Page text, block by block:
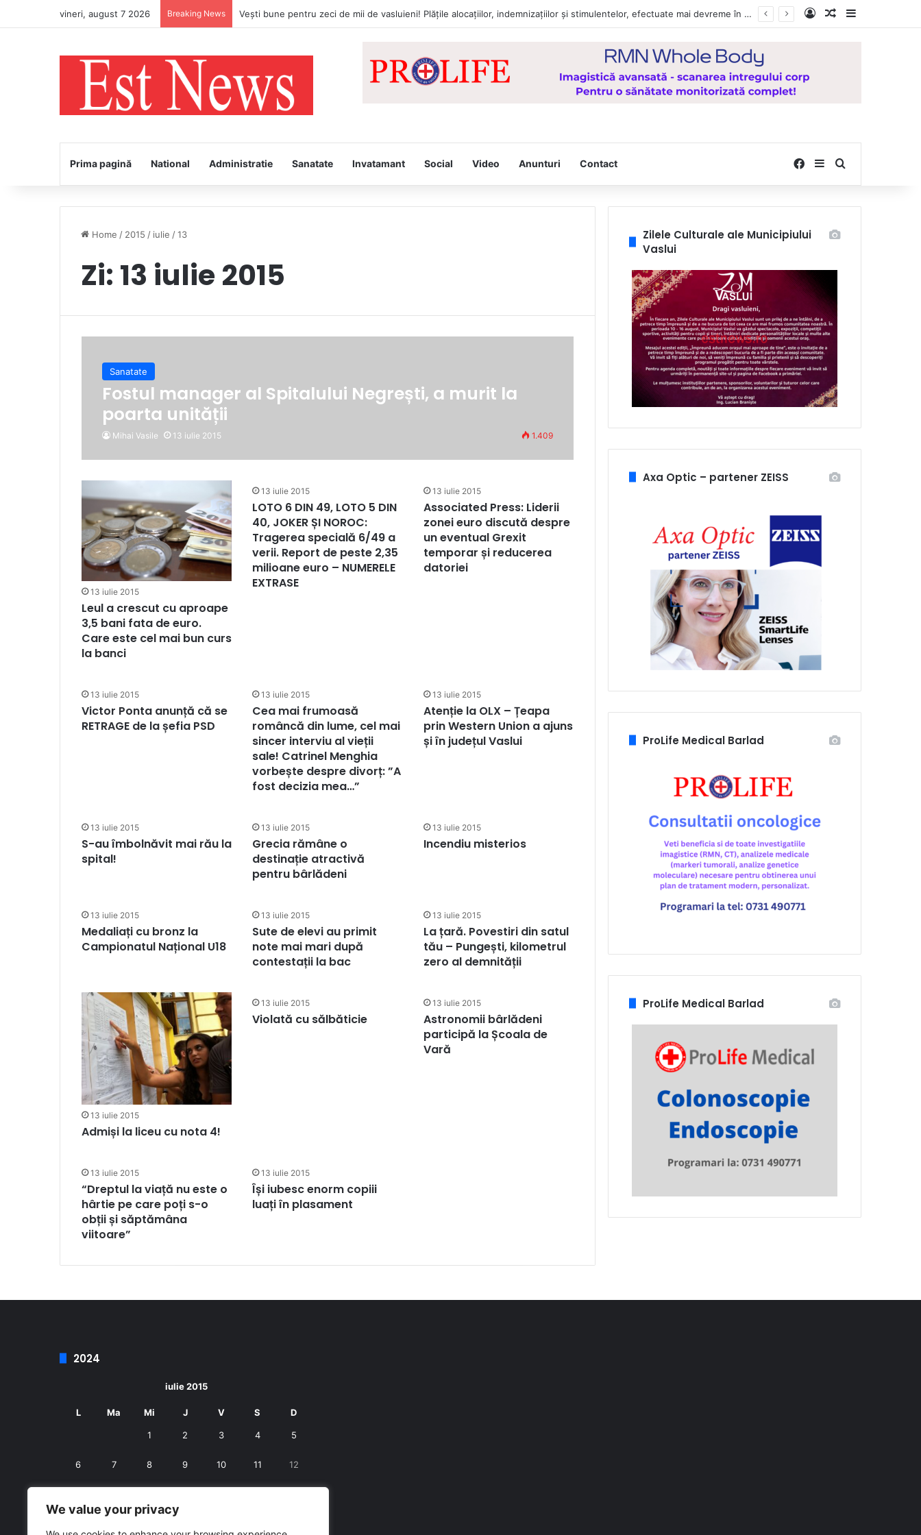
We value your privacy
vineri, august 7 2026 Breaking News Vești bune pentru zeci de mii de vasluieni! Plățile alocațiilor, indemnizațiilor și stimulentelor, efectuate mai devreme în luna august 2026 Log InRandom Article
Prima pagină National Administratie Sanatate Invatamant Social Video Anunturi Contact Facebook
SidebarSearch for
Home / 2015 / iulie /13
Zi: 13 iulie 2015
Sanatate
Fostul manager al Spitalului Negrești, a murit la
poarta unității
Mihai Vasile 13 iulie 2015 1.409
13 iulie 2015
Leul a crescut cu aproape
3,5 bani fata de euro.
Care este cel mai bun curs
la banci
13 iulie 2015
LOTO 6 DIN 49, LOTO 5 DIN
40, JOKER ȘI NOROC:
Tragerea specială 6/49 a
verii. Report de peste 2,35
milioane euro – NUMERELE
EXTRASE
13 iulie 2015
Associated Press: Liderii
zonei euro discută despre
un eventual Grexit
temporar și reducerea
datoriei
13 iulie 2015
Victor Ponta anunță că se
RETRAGE de la șefia PSD
13 iulie 2015
Cea mai frumoasă
româncă din lume, cel mai
sincer interviu al vieții
sale! Catrinel Menghia
vorbește despre divorț: ”A
fost decizia mea…”
13 iulie 2015
Atenție la OLX – Țeapa
prin Western Union a ajuns
și în județul Vaslui
13 iulie 2015
S-au îmbolnăvit mai rău la
spital!
13 iulie 2015
Grecia rămâne o
destinație atractivă
pentru bârlădeni
13 iulie 2015
Incendiu misterios
13 iulie 2015
Medaliați cu bronz la
Campionatul Național U18
13 iulie 2015
Sute de elevi au primit
note mai mari după
contestații la bac
13 iulie 2015
La țară. Povestiri din satul
tău – Pungești, kilometrul
zero al demnității
13 iulie 2015
Admiși la liceu cu nota 4!
13 iulie 2015
Violată cu sălbăticie
13 iulie 2015
Astronomii bârlădeni
participă la Școala de
Vară
13 iulie 2015
“Dreptul la viață nu este o
hârtie pe care poți s-o
obții și săptămâna
viitoare”
13 iulie 2015
Își iubesc enorm copiii
luați în plasament
Zilele Culturale ale Municipiului
Vaslui
Axa Optic – partener ZEISS
ProLife Medical Barlad
ProLife Medical Barlad
2024
iulie 2015
L Ma Mi J V S D
1 2 3 4 5
6 7 8 9 10 11 12